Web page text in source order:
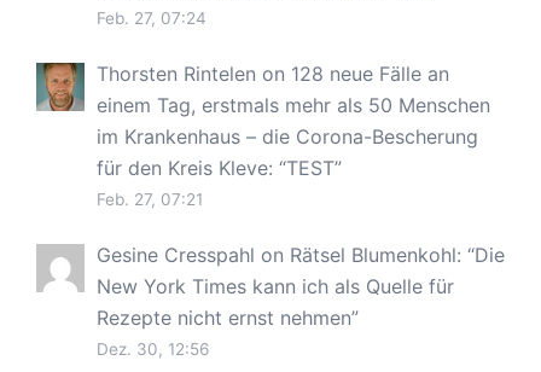
Feb. 27, 07:24
Thorsten Rintelen on 128 neue Fälle an
einem Tag, erstmals mehr als 50 Menschen
im Krankenhaus – die Corona-Bescherung
für den Kreis Kleve: “TEST”
Feb. 27, 07:21
Gesine Cresspahl on Rätsel Blumenkohl: “Die
New York Times kann ich als Quelle für
Rezepte nicht ernst nehmen”
Dez. 30, 12:56